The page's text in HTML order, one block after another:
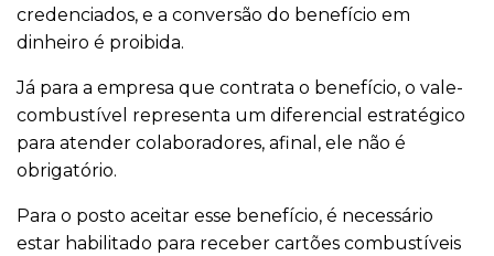
credenciados, e a conversão do benefício em
dinheiro é proibida.
Já para a empresa que contrata o benefício, o vale-
combustível representa um diferencial estratégico
para atender colaboradores, afinal, ele não é
obrigatório.
Para o posto aceitar esse benefício, é necessário
estar habilitado para receber cartões combustíveis